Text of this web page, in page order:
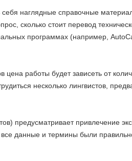
наглядные справочные
сколько стоит перевод
программах (например,
работы будет зависеть от
несколько лингвистов,
предусматривает привлечение
данные и термины были